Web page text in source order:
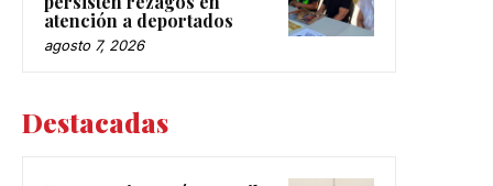
atención a deportados
agosto 7, 2026
Destacadas